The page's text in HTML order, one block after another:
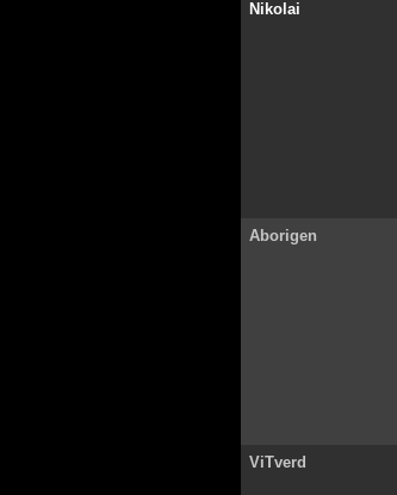
Nikolai
Aborigen
ViTverd